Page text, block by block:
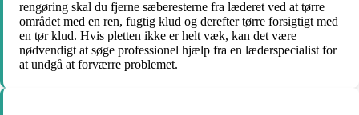
rengøring skal du fjerne sæberesterne fra læderet ved at tørre
området med en ren, fugtig klud og derefter tørre forsigtigt med
en tør klud. Hvis pletten ikke er helt væk, kan det være
nødvendigt at søge professionel hjælp fra en læderspecialist for
at undgå at forværre problemet.